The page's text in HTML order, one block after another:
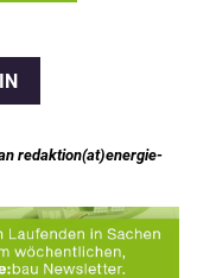
redaktion(at)energie-